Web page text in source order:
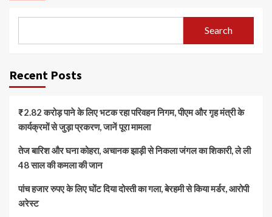
Search
Recent Posts
₹2.82 करोड़ पाने के लिए भटक रहा परिवहन निगम, पीएम और गृह मंत्री के
कार्यक्रमों से जुड़ा प्रकरण, जानें पूरा मामला
तेज बारिश और घना कोहरा, अचानक झाड़ी से निकला जंगल का शिकारी, ले ली
48 साल की कमला की जान
पांच हजार रुपए के लिए घोंट दिया दोस्ती का गला, बेरहमी से किया मर्डर, आरोपी
अरेस्ट